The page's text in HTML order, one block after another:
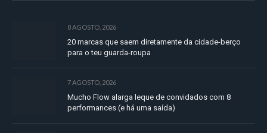
8 AGOSTO, 2026
20 marcas que saem diretamente da cidade-berço
para o teu guarda-roupa
7 AGOSTO, 2026
Mucho Flow alarga leque de convidados com 8
performances (e há uma saída)